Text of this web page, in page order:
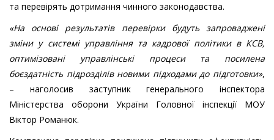
та перевірять дотримання чинного законодавства.
«На основі результатів перевірки будуть запроваджені
зміни у системі управління та кадрової політики в КСВ,
оптимізовані управлінські процеси та посилена
боєздатність підрозділів новими підходами до підготовки»,
– наголосив заступник генерального інспектора
Міністерства оборони України Головної інспекції МОУ
Віктор Романюк.